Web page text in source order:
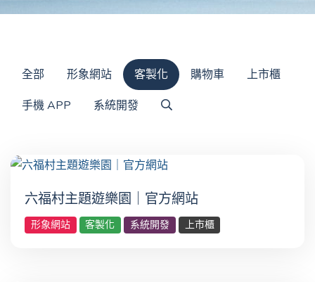
全部 形象網站 客製化 購物車
上市櫃
手機 APP
系統開發
六福村主題遊樂園｜官方網站
形象網站 客製化 系統開發 上市櫃